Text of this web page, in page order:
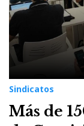
Sindicatos
Más de